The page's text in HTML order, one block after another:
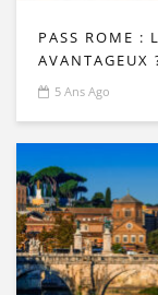
PASS ROME :
AVANTAGEUX
5 Ans Ago